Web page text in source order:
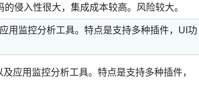
侵入性很大，集成成本较高。风险较大。
用监控分析工具。特点是支持多种插件，UI功
应用监控分析工具。特点是支持多种插件，